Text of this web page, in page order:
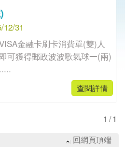
31
金融卡刷卡消費單(雙)人
可獲得郵政波波歌氣球一(兩)
查閱詳情
1/1
回網頁頂端